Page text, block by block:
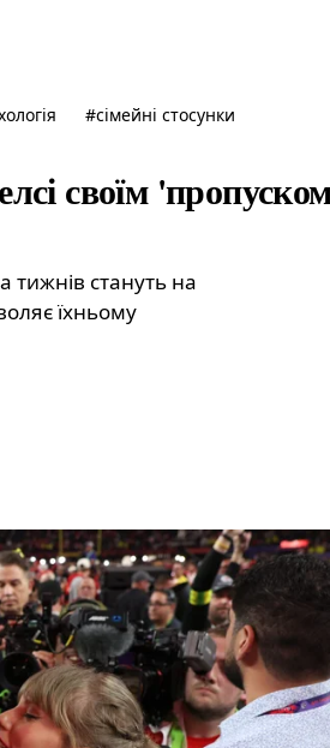
#сімейні стосунки
своїм
тижнів стануть на
їхньому